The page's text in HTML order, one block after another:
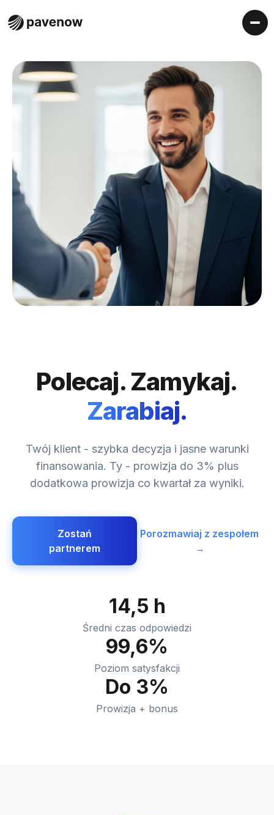
Polecaj. Zamykaj.
Zarabiaj.
Twój klient - szybka decyzja i jasne warunki
finansowania. Ty - prowizja do 3% plus
dodatkowa prowizja co kwartał za wyniki.
Zostań
partnerem
Porozmawiaj z zespołem
→
14,5 h
Średni czas odpowiedzi
99,6%
Poziom satysfakcji
Do 3%
Prowizja + bonus